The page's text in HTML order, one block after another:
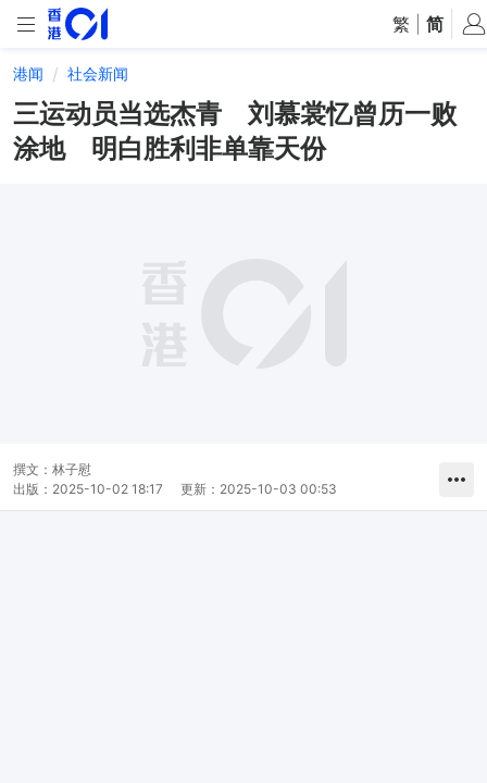
繁 简
港闻 社会新闻
三运动员当选杰青 刘慕裳忆曾历一败
涂地 明白胜利非单靠天份
撰文： 林子慰
出版： 2025-10-02 18:17 更新： 2025-10-03 00:53